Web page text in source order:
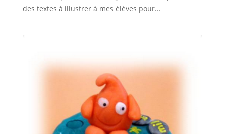
des textes à illustrer à mes élèves pour...